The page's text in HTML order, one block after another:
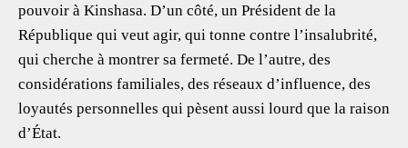
pouvoir à Kinshasa. D’un côté, un Président de la
République qui veut agir, qui tonne contre l’insalubrité,
qui cherche à montrer sa fermeté. De l’autre, des
considérations familiales, des réseaux d’influence, des
loyautés personnelles qui pèsent aussi lourd que la raison
d’État.